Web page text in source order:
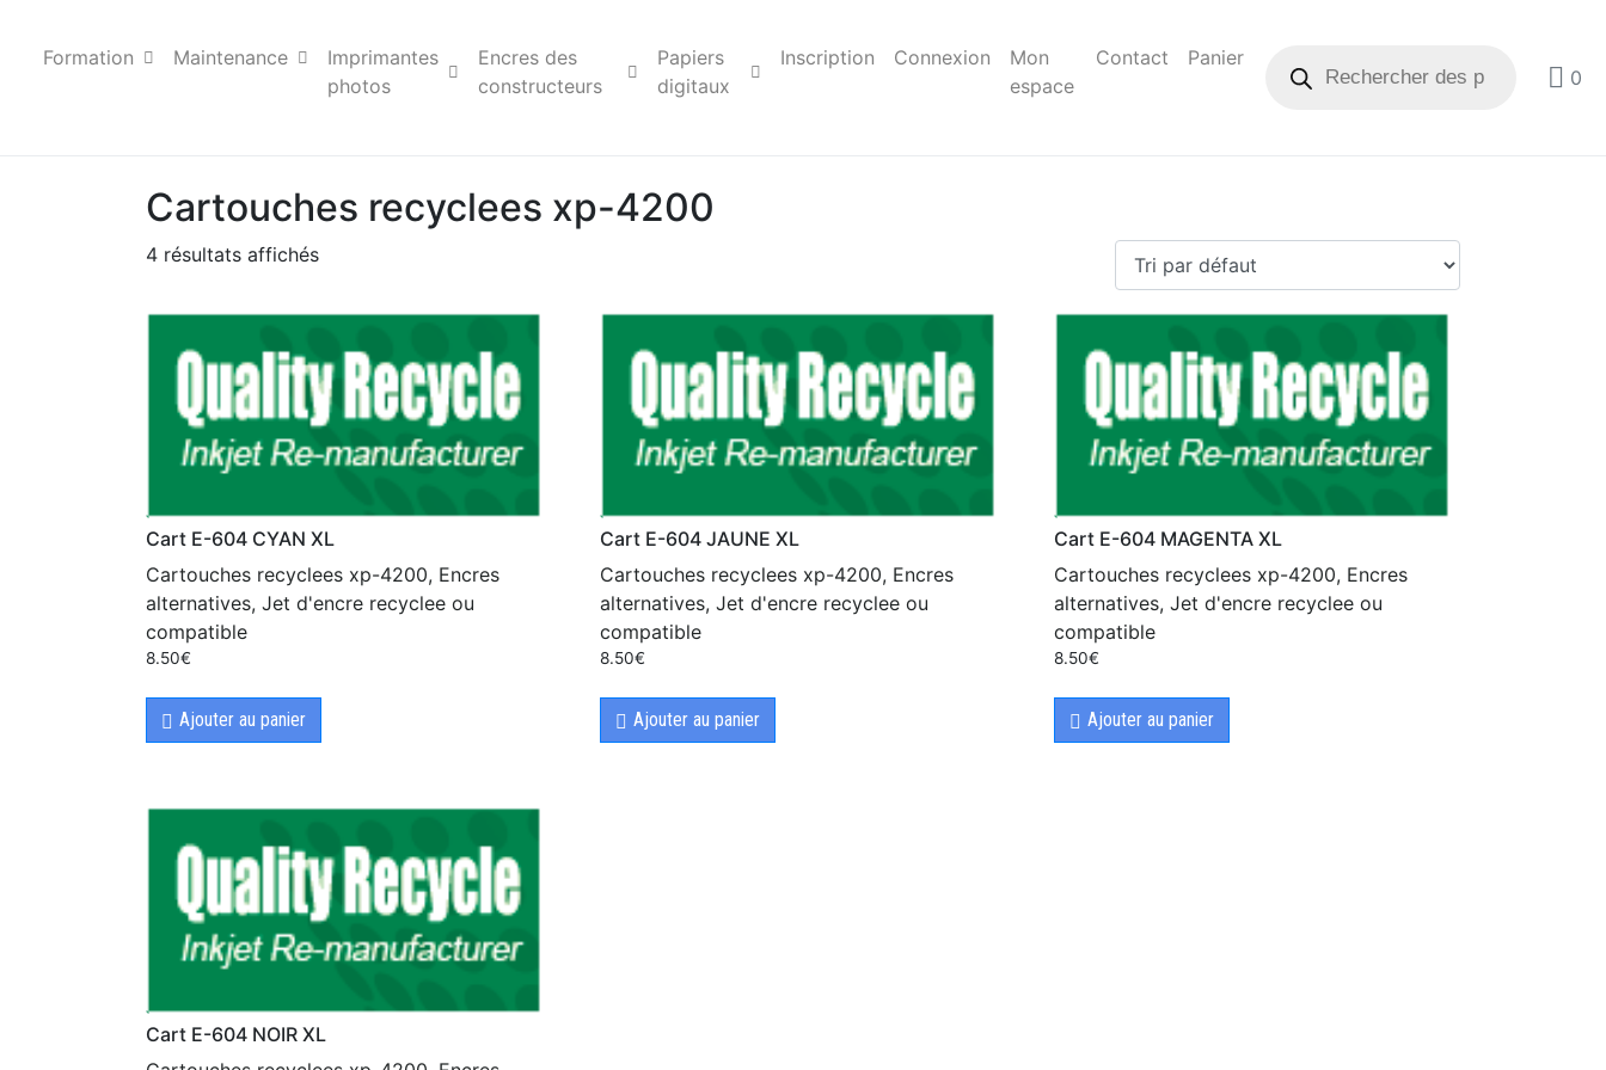
Formation Maintenance
Imprimantes
photos
Encres des
constructeurs
Papiers
digitaux
Inscription Connexion
Mon
espace
Contact
Panier
0
Cartouches recyclees xp-4200
4 résultats affichés
Cart E-604 CYAN XL
Cartouches recyclees xp-4200, Encres
alternatives, Jet d'encre recyclee ou
compatible
8.50€
Ajouter au panier
Cart E-604 JAUNE XL
Cartouches recyclees xp-4200, Encres
alternatives, Jet d'encre recyclee ou
compatible
8.50€
Ajouter au panier
Cart E-604 MAGENTA XL
Cartouches recyclees xp-4200, Encres
alternatives, Jet d'encre recyclee ou
compatible
8.50€
Ajouter au panier
Cart E-604 NOIR XL